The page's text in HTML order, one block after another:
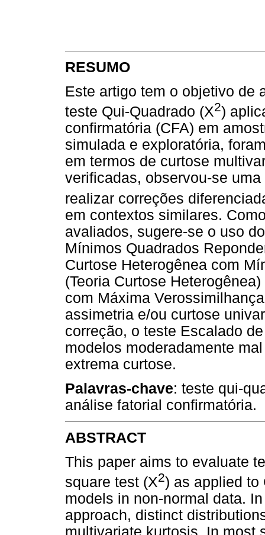
RESUMO
Este artigo tem o objetivo de
teste Qui-Quadrado (X2)
confirmatória (CFA) em
simulada e exploratória,
em termos de curtose
verificadas, observou-se
realizar correções
em contextos similares.
avaliados, sugere-se o uso
Mínimos Quadrados
Curtose Heterogênea com
(Teoria Curtose
com Máxima
assimetria e/ou curtose
correção, o teste Escalado
modelos moderadamente
extrema curtose.
Palavras-chave: teste qui-
análise fatorial confirmatória.
ABSTRACT
This paper aims to evaluate
square test (X2) as applied to
models in non-normal data.
approach, distinct